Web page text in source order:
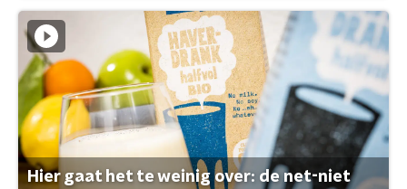
Hier gaat het te weinig over: de net-niet